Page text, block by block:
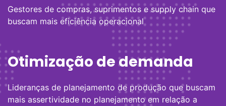
Gestores de compras, suprimentos e supply chain que
buscam mais eficiência operacional
Otimização de demanda
Lideranças de planejamento de produção que buscam
mais assertividade no planejamento em relação a